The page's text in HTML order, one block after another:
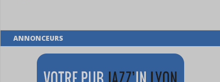
ANNONCEURS